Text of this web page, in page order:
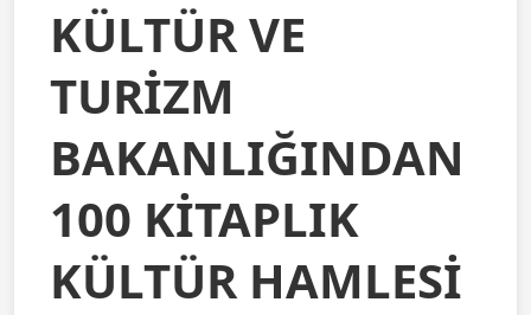
KÜLTÜR VE
TURİZM
BAKANLIĞINDAN
100 KİTAPLIK
KÜLTÜR HAMLESİ